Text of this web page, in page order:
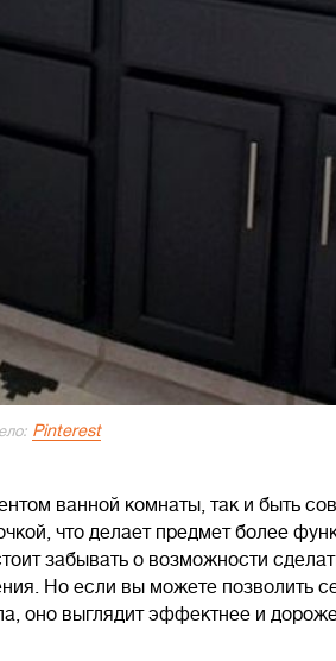
Pinterest
ванной комнаты, так и быть
что делает предмет более
забывать о возможности
Но если вы можете позволить
оно выглядит эффектнее и